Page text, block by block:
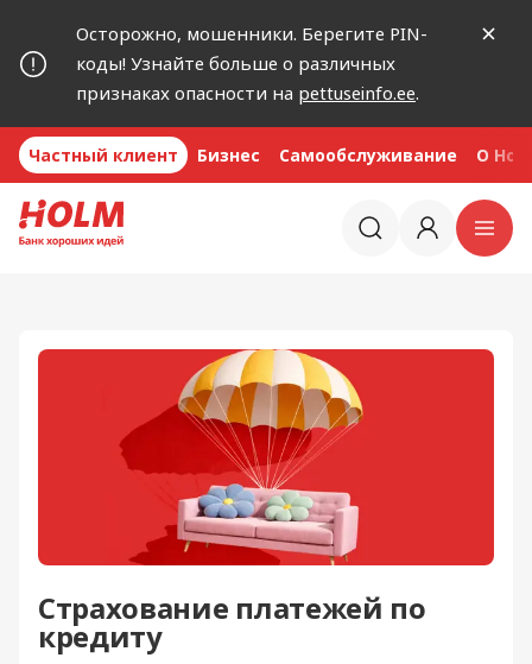
Осторожно, мошенники. Берегите PIN-
коды! Узнайте больше о различных
признаках опасности на pettuseinfo.ee.
Частный клиент Бизнес Самообслуживание O
Страхование платежей по
кредиту